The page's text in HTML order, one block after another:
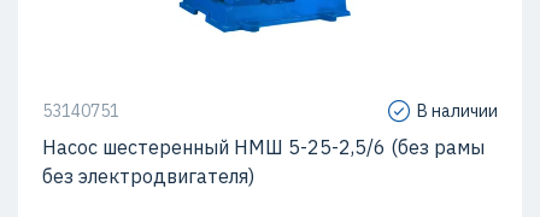
53140751 В наличии
Насос шестеренный НМШ 5-25-2,5/6 (без рамы
без электродвигателя)